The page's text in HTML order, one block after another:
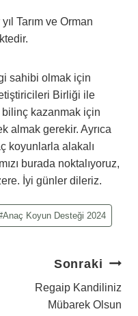
Tarım ve Orman
sahibi olmak için
Birliği ile
kazanmak için
almak gerekir. Ayrıca
koyunlarla alakalı
burada noktalıyoruz,
İyi günler dileriz.
Anaç Koyun Desteği 2024
Sonraki
Regaip Kandiliniz
Mübarek Olsun